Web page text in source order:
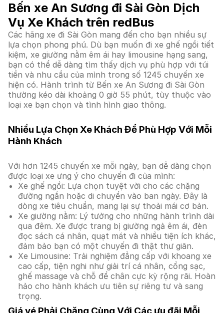
Bến xe An Sương đi Sài Gòn Dịch
Vụ Xe Khách trên redBus
Các hãng xe đi Sài Gòn mang đến cho bạn nhiều sự
lựa chọn phong phú. Dù bạn muốn đi xe ghế ngồi tiết
kiệm, xe giường nằm êm ái hay limousine hạng sang,
bạn có thể dễ dàng tìm thấy dịch vụ phù hợp với túi
tiền và nhu cầu của mình trong số 1245 chuyến xe
hiện có. Hành trình từ Bến xe An Sương đi Sài Gòn
thường kéo dài khoảng 0 giờ 55 phút, tùy thuộc vào
loại xe bạn chọn và tình hình giao thông.
Nhiều Lựa Chọn Xe Khách Để Phù Hợp Với Mỗi
Hành Khách
Với hơn 1245 chuyến xe mỗi ngày, bạn dễ dàng chọn
được loại xe ưng ý cho chuyến đi của mình:
Xe ghế ngồi: Lựa chọn tuyệt vời cho các chặng
đường ngắn hoặc di chuyển vào ban ngày. Đây là
dòng xe tiêu chuẩn, mang lại sự thoải mái cơ bản.
Xe giường nằm: Lý tưởng cho những hành trình dài
qua đêm. Xe được trang bị giường ngả êm ái, đèn
đọc sách cá nhân, quạt mát và nhiều tiện ích khác,
đảm bảo bạn có một chuyến đi thật thư giãn.
Xe Limousine: Trải nghiệm đẳng cấp với khoang xe
cao cấp, tiện nghi như giải trí cá nhân, cổng sạc,
ghế massage và chỗ để chân cực kỳ rộng rãi. Hoàn
hảo cho hành khách ưu tiên sự riêng tư và sang
trọng.